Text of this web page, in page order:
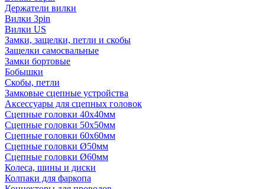
Держатели вилки
Вилки 3pin
Вилки US
Замки, защелки, петли и скобы
Защелки самосвальные
Замки бортовые
Бобышки
Скобы, петли
Замковые сцепные устройства
Аксессуары для сцепных головок
Сцепные головки 40x40мм
Сцепные головки 50x50мм
Сцепные головки 60x60мм
Сцепные головки Ø50мм
Сцепные головки Ø60мм
Колеса, шины и диски
Колпаки для фаркопа